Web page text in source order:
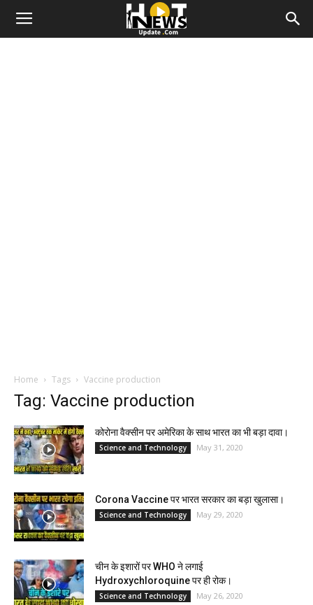
Home Tags Vaccine production
Tag: Vaccine production
कोरोना वैक्सीन पर अमेरिका के साथ भारत का भी बड़ा दावा।
Science and Technology May 31, 2020
Corona Vaccine पर भारत सरकार का बड़ा खुलासा।
Science and Technology May 29, 2020
चीन के इशारों पर WHO ने लगाई
Hydroxychloroquine पर ही रोक।
Science and Technology May 26, 2020